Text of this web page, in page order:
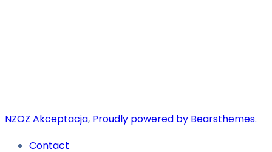
NZOZ Akceptacja, Proudly powered by Bearsthemes.
Contact